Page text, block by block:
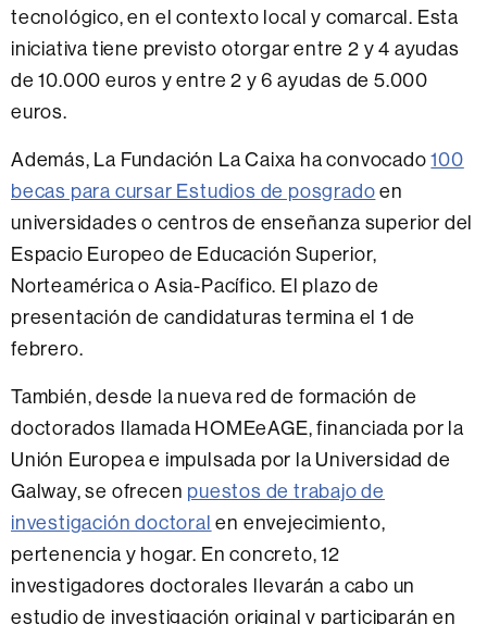
tecnológico, en el contexto local y comarcal. Esta
iniciativa tiene previsto otorgar entre 2 y 4 ayudas
de 10.000 euros y entre 2 y 6 ayudas de 5.000
euros.
Además, La Fundación La Caixa ha convocado100
becas para cursar Estudios de posgrado en
universidades o centros de enseñanza superior del
Espacio Europeo de Educación Superior,
Norteamérica o Asia-Pacífico. El plazo de
presentación de candidaturas termina el 1 de
febrero.
También, desde la nueva red de formación de
doctorados llamada HOMEeAGE, financiada por la
Unión Europea e impulsada por la Universidad de
Galway, se ofrecen puestos de trabajo de
investigación doctoral en envejecimiento,
pertenencia y hogar. En concreto, 12
investigadores doctorales llevarán a cabo un
estudio de investigación original y participarán en